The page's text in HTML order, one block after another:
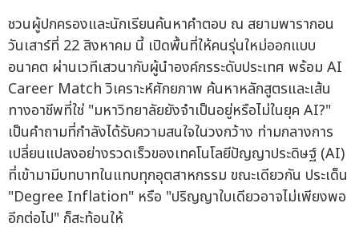
ชวนผู้ปกครองและนักเรียนค้นหาคำตอบ ณ สยามพารากอน
วันเสาร์ที่ 22 สิงหาคม นี้ เปิดพื้นที่ให้คนรุ่นใหม่ออกแบบ
อนาคต ผ่านเวทีเสวนากับผู้นำองค์กรระดับประเทศ พร้อม AI
Career Match วิเคราะห์ศักยภาพ ค้นหาหลักสูตรและเส้น
ทางอาชีพที่ใช่ "มหาวิทยาลัยยังจำเป็นอยู่หรือไม่ในยุค AI?"
เป็นคำถามที่กำลังได้รับความสนใจในวงกว้าง ท่ามกลางการ
เปลี่ยนแปลงอย่างรวดเร็วของเทคโนโลยีปัญญาประดิษฐ์ (AI)
ที่เข้ามามีบทบาทในแทบทุกอุตสาหกรรม ขณะเดียวกัน ประเด็น
"Degree Inflation" หรือ "ปริญญาใบเดียวอาจไม่เพียงพอ
อีกต่อไป" ก็สะท้อนให้